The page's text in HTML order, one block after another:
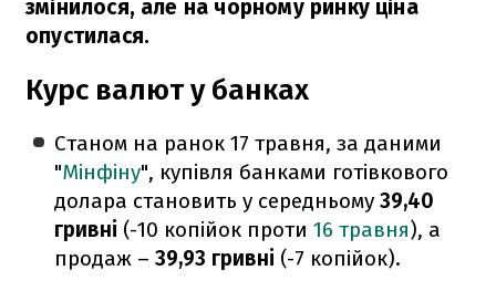
змінилося, але на чорному ринку ціна
опустилася.
Курс валют у банках
Станом на ранок 17 травня, за даними
"Мінфіну", купівля банками готівкового
долара становить у середньому39,40
гривні (-10 копійок проти16 травня), а
продаж –39,93 гривні (-7 копійок).